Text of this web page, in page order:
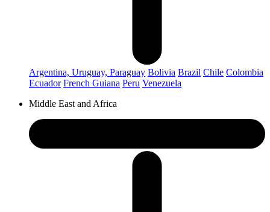
Argentina, Uruguay, Paraguay Bolivia Brazil Chile Colombia
Ecuador French Guiana Peru Venezuela
Middle East and Africa